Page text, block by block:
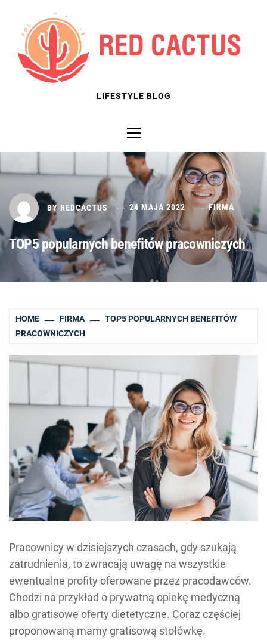
content
LIFESTYLE BLOG
Menu
BY REDCACTUS 24 MAJA 2022 FIRMA
TOP5 popularnych benefitów pracowniczych
HOME FIRMA
TOP5 POPULARNYCH BENEFITÓW
PRACOWNICZYCH
Pracownicy w dzisiejszych czasach, gdy szukają
zatrudnienia, to zwracają uwagę na wszystkie
ewentualne profity oferowane przez pracodawców.
Chodzi na przykład o prywatną opiekę medyczną
albo gratisowe oferty dietetyczne. Coraz częściej
proponowaną mamy gratisową stołówkę.